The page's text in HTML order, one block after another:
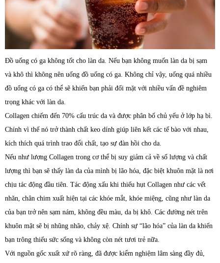
Đồ uống có ga không tốt cho làn da. Nếu bạn không muốn làn da bị sạm
và khô thì không nên uống đồ uống có ga. Không chỉ vậy, uống quá nhiều
đồ uống có ga có thể sẽ khiến bạn phải đối mặt với nhiều vấn đề nghiêm
trọng khác với làn da.
Collagen chiếm đến 70% cấu trúc da và được phân bố chủ yếu ở lớp hạ bì.
Chính vì thế nó trở thành chất keo dính giúp liên kết các tế bào với nhau,
kích thích quá trình trao đổi chất, tạo sự đàn hồi cho da.
Nếu như lượng Collagen trong cơ thể bị suy giảm cả về số lượng và chất
lượng thì bạn sẽ thấy làn da của mình bị lão hóa, đặc biệt khuôn mặt là nơi
chịu tác động đầu tiên. Tác động xấu khi thiếu hụt Collagen như các vết
nhăn, chân chim xuất hiện tại các khóe mắt, khóe miệng, cũng như làn da
của bạn trở nên sạm nám, không đều màu, da bị khô. Các đường nét trên
khuôn mặt sẽ bị nhũng nhão, chảy xệ. Chính sự “lão hóa” của làn da khiến
bạn trông thiếu sức sống và không còn nét tươi trẻ nữa.
Với nguồn gốc xuất xứ rõ ràng, đã được kiểm nghiệm lâm sàng đầy đủ,